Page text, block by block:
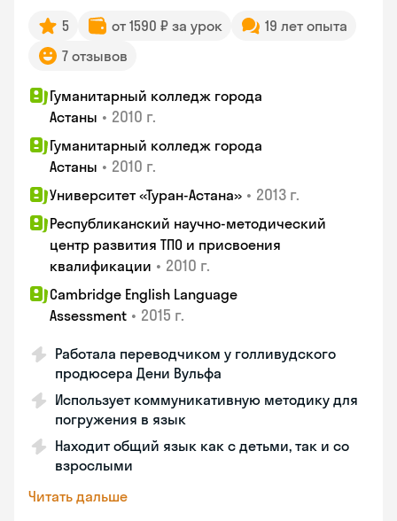
5 от 1590 ₽ за урок
19 лет опыта
7 отзывов
Гуманитарный колледж города
Астаны • 2010 г.
Гуманитарный колледж города
Астаны • 2010 г.
Университет «Туран-Астана» • 2013 г.
Республиканский научно-методический
центр развития ТПО и присвоения
квалификации • 2010 г.
Cambridge English Language
Assessment • 2015 г.
Работала переводчиком у голливудского
продюсера Дени Вульфа
Использует коммуникативную методику для
погружения в язык
Находит общий язык как с детьми, так и со
взрослыми
Читать дальше